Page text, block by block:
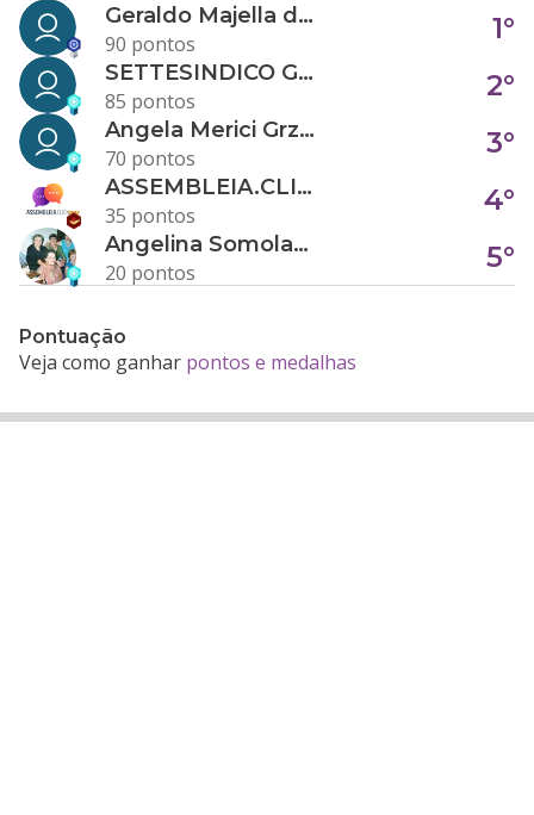
Geraldo Majella da Silva
90 pontos
1°
SETTESINDICO GOVERNANÇA CONDOMINIAL
85 pontos
2°
Angela Merici Grzybowski
70 pontos
3°
ASSEMBLEIA.CLICK
35 pontos
4°
Angelina Somolanji R. Oliveira
20 pontos
5°
Pontuação
Veja como ganhar pontos e medalhas